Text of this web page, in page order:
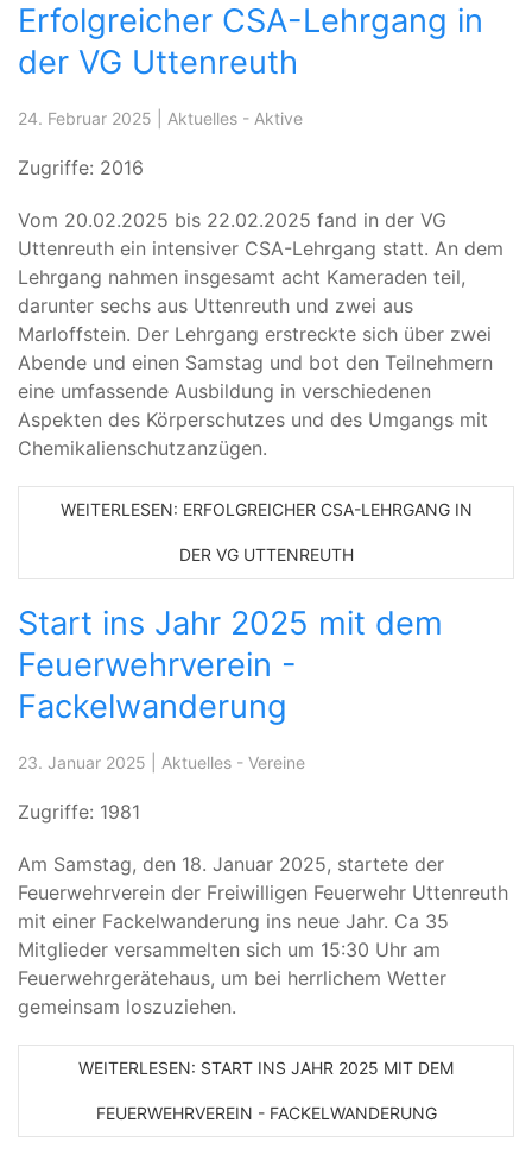
Erfolgreicher CSA-Lehrgang in
der VG Uttenreuth
24. Februar 2025 Aktuelles - Aktive
Zugriffe: 2016
Vom 20.02.2025 bis 22.02.2025 fand in der VG
Uttenreuth ein intensiver CSA-Lehrgang statt. An dem
Lehrgang nahmen insgesamt acht Kameraden teil,
darunter sechs aus Uttenreuth und zwei aus
Marloffstein. Der Lehrgang erstreckte sich über zwei
Abende und einen Samstag und bot den Teilnehmern
eine umfassende Ausbildung in verschiedenen
Aspekten des Körperschutzes und des Umgangs mit
Chemikalienschutzanzügen.
WEITERLESEN: ERFOLGREICHER CSA-LEHRGANG IN
DER VG UTTENREUTH
Start ins Jahr 2025 mit dem
Feuerwehrverein -
Fackelwanderung
23. Januar 2025 Aktuelles - Vereine
Zugriffe: 1981
Am Samstag, den 18. Januar 2025, startete der
Feuerwehrverein der Freiwilligen Feuerwehr Uttenreuth
mit einer Fackelwanderung ins neue Jahr. Ca 35
Mitglieder versammelten sich um 15:30 Uhr am
Feuerwehrgerätehaus, um bei herrlichem Wetter
gemeinsam loszuziehen.
WEITERLESEN: START INS JAHR 2025 MIT DEM
FEUERWEHRVEREIN - FACKELWANDERUNG